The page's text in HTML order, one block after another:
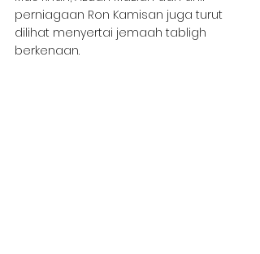
perniagaan Ron Kamisan juga turut
dilihat menyertai jemaah tabligh
berkenaan.